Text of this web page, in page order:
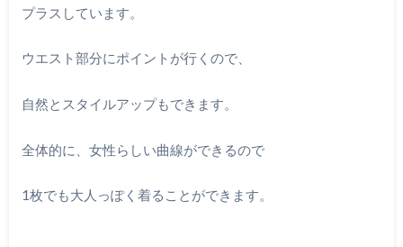
プラスしています。
ウエスト部分にポイントが行くので、
自然とスタイルアップもできます。
全体的に、女性らしい曲線ができるので
1枚でも大人っぽく着ることができます。